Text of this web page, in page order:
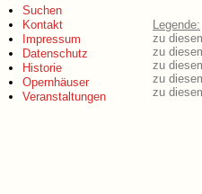
Suchen
Kontakt
Impressum
Datenschutz
Historie
Opernhäuser
Veranstaltungen
Legende:
zu
zu
zu
zu
zu